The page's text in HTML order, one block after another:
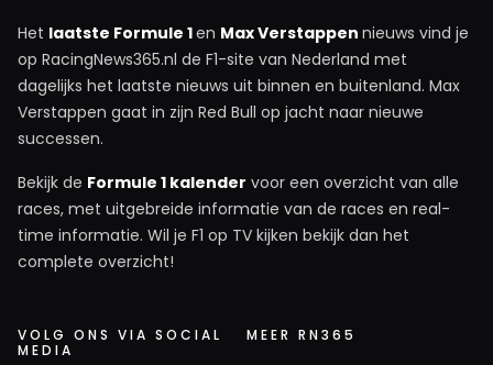
Het laatste Formule 1en Max Verstappen nieuws vind je
op RacingNews365.nl de F1-site van Nederland met
dagelijks het laatste nieuws uit binnen en buitenland. Max
Verstappen gaat in zijn Red Bull op jacht naar nieuwe
successen.
Bekijk de Formule 1 kalender voor een overzicht van alle
races, met uitgebreide informatie van de races en real-
time informatie. Wil je F1 op TV kijken bekijk dan het
complete overzicht!
VOLG ONS VIA SOCIAL
MEDIA
MEER RN365